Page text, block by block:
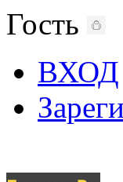
Гость
ВХОД